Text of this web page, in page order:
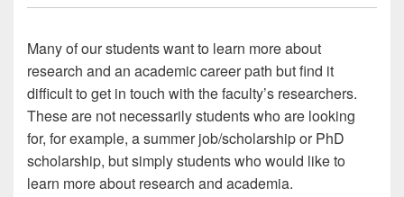
Many of our students want to learn more about
research and an academic career path but find it
difficult to get in touch with the faculty’s researchers.
These are not necessarily students who are looking
for, for example, a summer job/scholarship or PhD
scholarship, but simply students who would like to
learn more about research and academia.